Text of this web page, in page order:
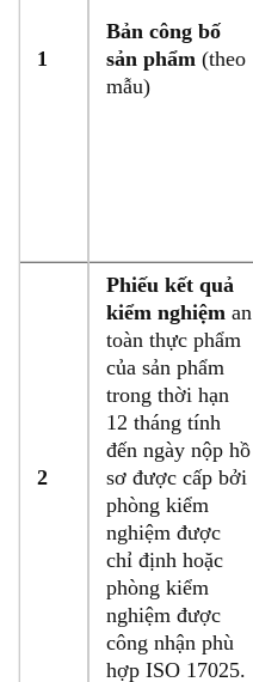
1
Bản công bố
sản phẩm (theo
mẫu)
2
Phiếu kết quả
kiểm nghiệm an
toàn thực phẩm
của sản phẩm
trong thời hạn
12 tháng tính
đến ngày nộp hồ
sơ được cấp bởi
phòng kiểm
nghiệm được
chỉ định hoặc
phòng kiểm
nghiệm được
công nhận phù
hợp ISO 17025.